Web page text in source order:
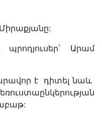
Արամ
է դիտել նաև